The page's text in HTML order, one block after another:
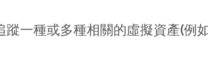
一種或多種相關的虛擬資產(例